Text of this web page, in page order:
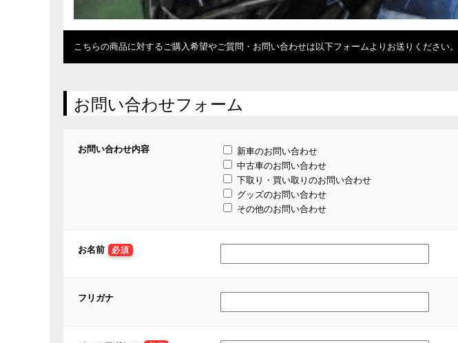
こちらの商品に対するご購入希望やご質問・お問い合わせは以下フォームよりお送りください。
お問い合わせフォーム
お問い合わせ内容
新車のお問い合わせ
中古車のお問い合わせ
下取り・買い取りのお問い合わせ
グッズのお問い合わせ
その他のお問い合わせ
お名前 必須
フリガナ